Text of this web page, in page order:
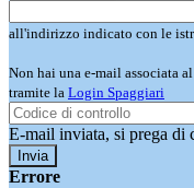
all'indirizzo indicato con le
Non hai una e-mail associata
tramite la Login Spaggiari
E-mail inviata, si prega di
Errore